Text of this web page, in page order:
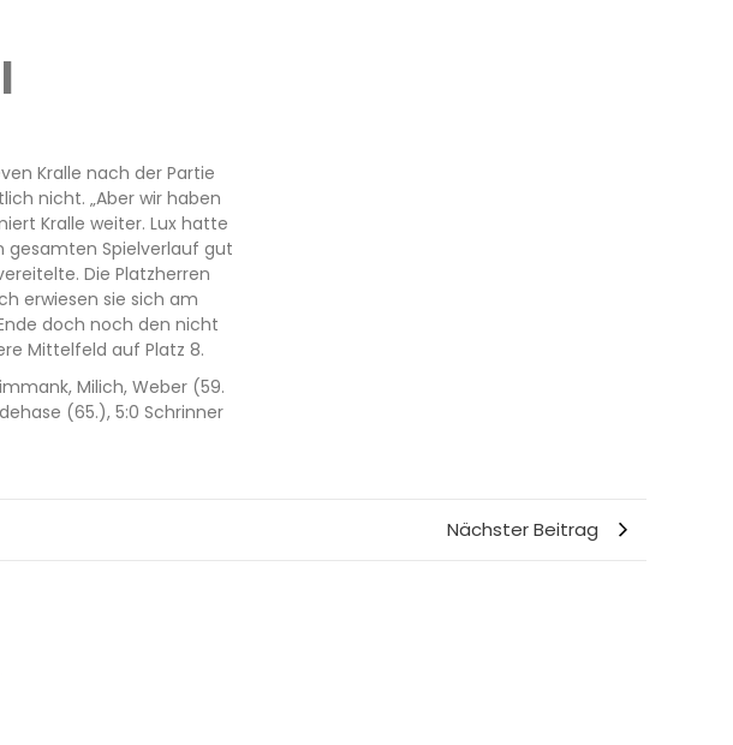
Kralle nach der Partie
nicht. „Aber wir haben
Kralle weiter. Lux hatte
gesamten Spielverlauf gut
Die Platzherren
erwiesen sie sich am
doch noch den nicht
Mittelfeld auf Platz 8.
Milich, Weber (59.
(65.), 5:0 Schrinner
Nächster Beitrag